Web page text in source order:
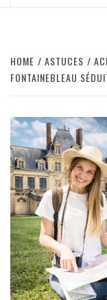
HOME ASTUCES
FONTAINEBLEAU